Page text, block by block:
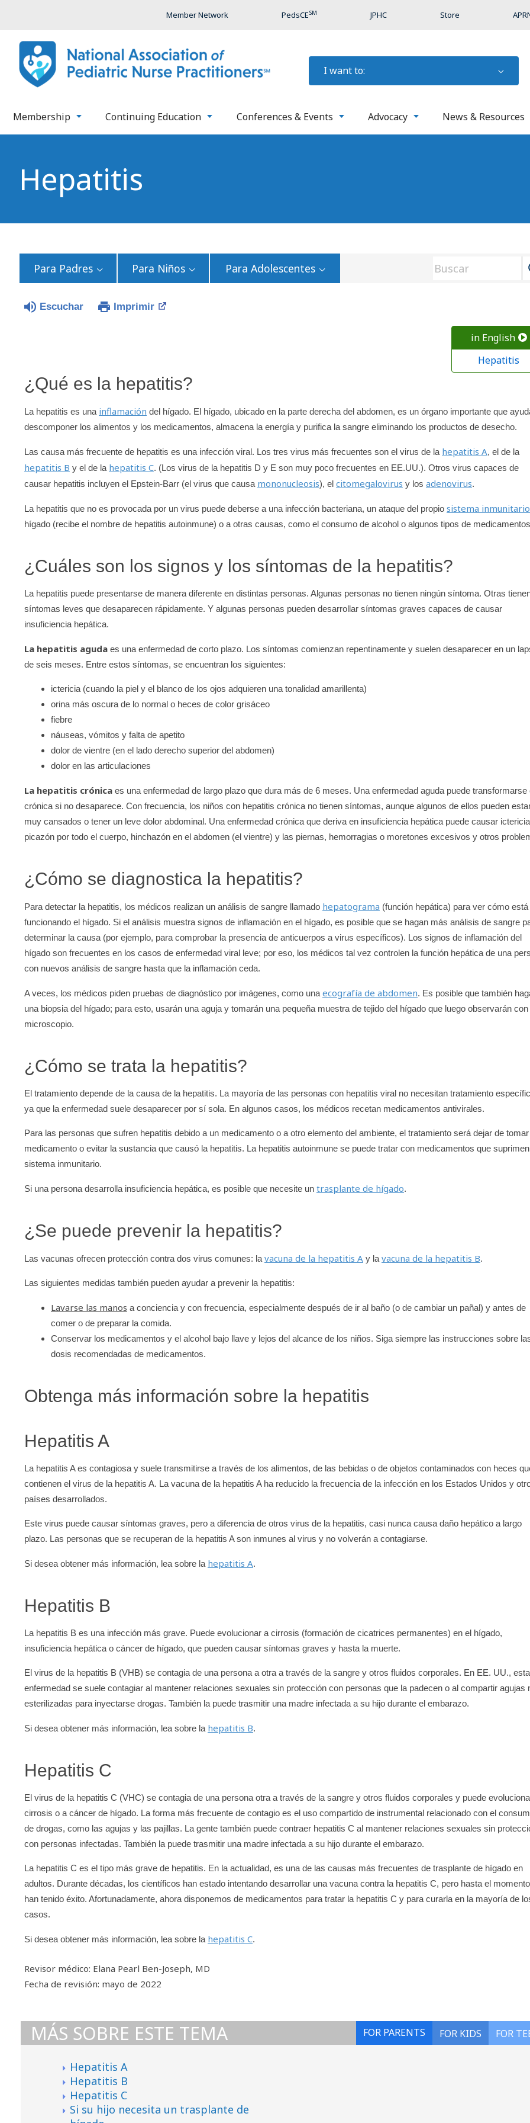
Member Network PedsCESM JPHC Store
I want to:
Membership Continuing Education Conferences & Events Advocacy News & Resources
Hepatitis
Para Padres Para Niños Para Adolescentes
Escuchar Imprimir
in English
Hepatitis
¿Qué es la hepatitis?
La hepatitis es una inflamación del hígado. El hígado, ubicado en la parte derecha del abdomen, es un órgano importante que
descomponer los alimentos y los medicamentos, almacena la energía y purifica la sangre eliminando los productos de desecho.
Las causa más frecuente de hepatitis es una infección viral. Los tres virus más frecuentes son el virus de la hepatitis A, el de la
hepatitis B y el de la hepatitis C. (Los virus de la hepatitis D y E son muy poco frecuentes en EE.UU.). Otros virus capaces de
causar hepatitis incluyen el Epstein-Barr (el virus que causa mononucleosis), el citomegalovirus y los adenovirus.
La hepatitis que no es provocada por un virus puede deberse a una infección bacteriana, un ataque del propio sistema inmunitario
hígado (recibe el nombre de hepatitis autoinmune) o a otras causas, como el consumo de alcohol o algunos tipos de
¿Cuáles son los signos y los síntomas de la hepatitis?
La hepatitis puede presentarse de manera diferente en distintas personas. Algunas personas no tienen ningún síntoma. Otras
síntomas leves que desaparecen rápidamente. Y algunas personas pueden desarrollar síntomas graves capaces de causar
insuficiencia hepática.
La hepatitis aguda es una enfermedad de corto plazo. Los síntomas comienzan repentinamente y suelen desaparecer en un
de seis meses. Entre estos síntomas, se encuentran los siguientes:
ictericia (cuando la piel y el blanco de los ojos adquieren una tonalidad amarillenta)
orina más oscura de lo normal o heces de color grisáceo
fiebre
náuseas, vómitos y falta de apetito
dolor de vientre (en el lado derecho superior del abdomen)
dolor en las articulaciones
La hepatitis crónica es una enfermedad de largo plazo que dura más de 6 meses. Una enfermedad aguda puede transformarse
crónica si no desaparece. Con frecuencia, los niños con hepatitis crónica no tienen síntomas, aunque algunos de ellos pueden
muy cansados o tener un leve dolor abdominal. Una enfermedad crónica que deriva en insuficiencia hepática puede causar
picazón por todo el cuerpo, hinchazón en el abdomen (el vientre) y las piernas, hemorragias o moretones excesivos y otros
¿Cómo se diagnostica la hepatitis?
Para detectar la hepatitis, los médicos realizan un análisis de sangre llamado hepatograma (función hepática) para ver cómo está
funcionando el hígado. Si el análisis muestra signos de inflamación en el hígado, es posible que se hagan más análisis de sangre
determinar la causa (por ejemplo, para comprobar la presencia de anticuerpos a virus específicos). Los signos de inflamación del
hígado son frecuentes en los casos de enfermedad viral leve; por eso, los médicos tal vez controlen la función hepática de una
con nuevos análisis de sangre hasta que la inflamación ceda.
A veces, los médicos piden pruebas de diagnóstico por imágenes, como una ecografía de abdomen. Es posible que también
una biopsia del hígado; para esto, usarán una aguja y tomarán una pequeña muestra de tejido del hígado que luego observarán con
microscopio.
¿Cómo se trata la hepatitis?
El tratamiento depende de la causa de la hepatitis. La mayoría de las personas con hepatitis viral no necesitan tratamiento
ya que la enfermedad suele desaparecer por sí sola. En algunos casos, los médicos recetan medicamentos antivirales.
Para las personas que sufren hepatitis debido a un medicamento o a otro elemento del ambiente, el tratamiento será dejar de
medicamento o evitar la sustancia que causó la hepatitis. La hepatitis autoinmune se puede tratar con medicamentos que
sistema inmunitario.
Si una persona desarrolla insuficiencia hepática, es posible que necesite un trasplante de hígado.
¿Se puede prevenir la hepatitis?
Las vacunas ofrecen protección contra dos virus comunes: la vacuna de la hepatitis A y la vacuna de la hepatitis B.
Las siguientes medidas también pueden ayudar a prevenir la hepatitis:
Lavarse las manos a conciencia y con frecuencia, especialmente después de ir al baño (o de cambiar un pañal) y antes de
comer o de preparar la comida.
Conservar los medicamentos y el alcohol bajo llave y lejos del alcance de los niños. Siga siempre las instrucciones sobre
dosis recomendadas de medicamentos.
Obtenga más información sobre la hepatitis
Hepatitis A
La hepatitis A es contagiosa y suele transmitirse a través de los alimentos, de las bebidas o de objetos contaminados con heces
contienen el virus de la hepatitis A. La vacuna de la hepatitis A ha reducido la frecuencia de la infección en los Estados Unidos y
países desarrollados.
Este virus puede causar síntomas graves, pero a diferencia de otros virus de la hepatitis, casi nunca causa daño hepático a largo
plazo. Las personas que se recuperan de la hepatitis A son inmunes al virus y no volverán a contagiarse.
Si desea obtener más información, lea sobre la hepatitis A.
Hepatitis B
La hepatitis B es una infección más grave. Puede evolucionar a cirrosis (formación de cicatrices permanentes) en el hígado,
insuficiencia hepática o cáncer de hígado, que pueden causar síntomas graves y hasta la muerte.
El virus de la hepatitis B (VHB) se contagia de una persona a otra a través de la sangre y otros fluidos corporales. En EE. UU., esta
enfermedad se suele contagiar al mantener relaciones sexuales sin protección con personas que la padecen o al compartir agujas
esterilizadas para inyectarse drogas. También la puede trasmitir una madre infectada a su hijo durante el embarazo.
Si desea obtener más información, lea sobre la hepatitis B.
Hepatitis C
El virus de la hepatitis C (VHC) se contagia de una persona otra a través de la sangre y otros fluidos corporales y puede
cirrosis o a cáncer de hígado. La forma más frecuente de contagio es el uso compartido de instrumental relacionado con el
de drogas, como las agujas y las pajillas. La gente también puede contraer hepatitis C al mantener relaciones sexuales sin
con personas infectadas. También la puede trasmitir una madre infectada a su hijo durante el embarazo.
La hepatitis C es el tipo más grave de hepatitis. En la actualidad, es una de las causas más frecuentes de trasplante de hígado en
adultos. Durante décadas, los científicos han estado intentando desarrollar una vacuna contra la hepatitis C, pero hasta el
han tenido éxito. Afortunadamente, ahora disponemos de medicamentos para tratar la hepatitis C y para curarla en la mayoría de
casos.
Si desea obtener más información, lea sobre la hepatitis C.
Revisor médico: Elana Pearl Ben-Joseph, MD
Fecha de revisión: mayo de 2022
FOR
FOR KIDS
FOR PARENTS
MÁS SOBRE ESTE TEMA
Hepatitis A
Hepatitis B
Hepatitis C
Si su hijo necesita un trasplante de